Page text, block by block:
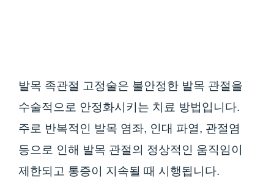
발목 족관절 고정술은 불안정한 발목 관절을
수술적으로 안정화시키는 치료 방법입니다.
주로 반복적인 발목 염좌, 인대 파열, 관절염
등으로 인해 발목 관절의 정상적인 움직임이
제한되고 통증이 지속될 때 시행됩니다.